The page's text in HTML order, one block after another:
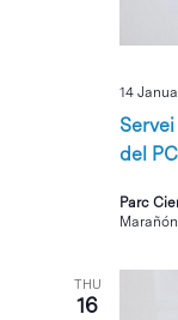
del
14
Parc
THU
16